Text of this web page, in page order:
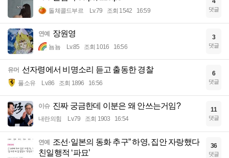
돌체콜드부르 Lv.79 조회 1542 16:59 댓글
연예 장원영
뇸뇸 Lv.85 조회 1016 16:56
3
댓글
유머 선자령에서 비명소리 듣고 출동한 경찰
풀소유 Lv.86 조회 1896 16:56
6
댓글
이슈 진짜 궁금한데 이분은 왜 안쓰는거임?
내란의힘 Lv.79 조회 1903 16:54
11
댓글
연예
조선·일본의 동화 추구” 하영, 집안 자랑했다
친일행적 ‘파묘’
36
댓글